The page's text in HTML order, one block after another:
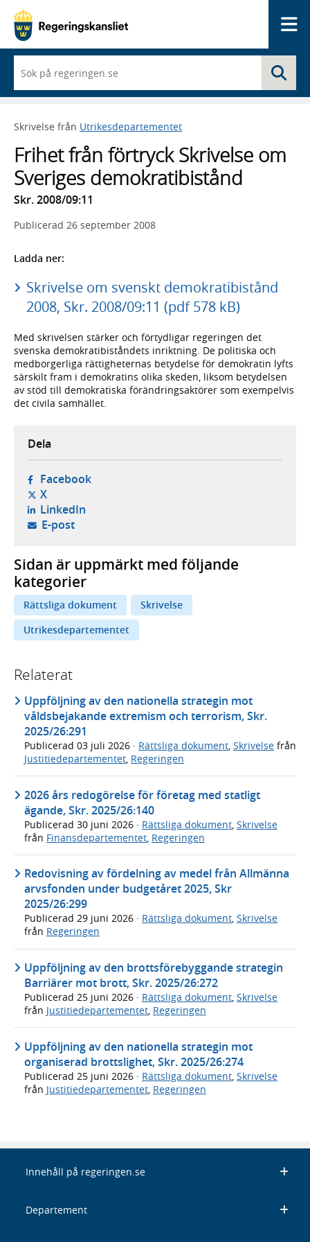
du
börjar
skriva
framträder
lista
med
sökförslag
Skrivelse från Utrikesdepartementet
Frihet från förtryck Skrivelse om
Sveriges demokratibistånd
Skr. 2008/09:11
Publicerad 26 september 2008
Ladda ner:
Skrivelse om svenskt demokratibistånd
2008, Skr. 2008/09:11 (pdf 578 kB)
Med skrivelsen stärker och förtydligar regeringen det
svenska demokratibiståndets inriktning. De politiska och
medborgerliga rättigheternas betydelse för demokratin lyfts
särskilt fram i demokratins olika skeden, liksom betydelsen
av stöd till demokratiska förändringsaktörer som exempelvis
det civila samhället.
Dela
Facebook- öppnas i ny flik, extern webbplats,
X- öppnas i ny flik, extern webbplats,
LinkedIn- öppnas i ny flik, extern webbplats,
E-post- öppnar din e-postklient,
Sidan är uppmärkt med följande
kategorier
Rättsliga dokument
Skrivelse
Utrikesdepartementet
Relaterat
Uppföljning av den nationella strategin mot
våldsbejakande extremism och terrorism, Skr.
2025/26:291
Publicerad 03 juli 2026 · Rättsliga dokument, Skrivelse från
Justitiedepartementet, Regeringen
2026 års redogörelse för företag med statligt
ägande, Skr. 2025/26:140
Publicerad 30 juni 2026 · Rättsliga dokument Skrivelse
från Finansdepartementet Regeringen
Redovisning av fördelning av medel från Allmänna
arvsfonden under budgetåret 2025, Skr
2025/26:299
Publicerad 29 juni 2026 · Rättsliga dokument, Skrivelse
från Regeringen
Uppföljning av den brottsförebyggande strategin
Barriärer mot brott, Skr. 2025/26:272
Publicerad 25 juni 2026 · Rättsliga dokument, Skrivelse
från Justitiedepartementet, Regeringen
Uppföljning av den nationella strategin mot
organiserad brottslighet, Skr. 2025/26:274
Publicerad 25 juni 2026 · Rättsliga dokument Skrivelse
från Justitiedepartementet Regeringen
Innehåll på regeringen.se
Departement